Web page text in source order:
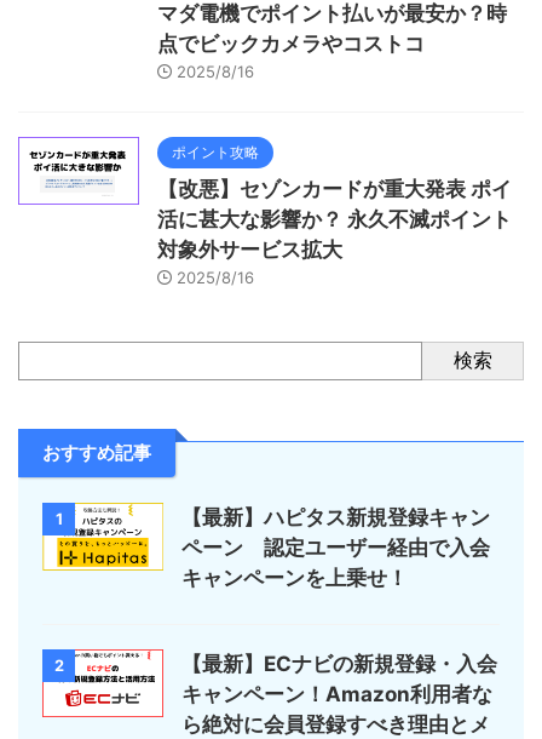
マダ電機でポイント払いが最安か？時
点でビックカメラやコストコ
2025/8/16
ポイント攻略
【改悪】セゾンカードが重大発表 ポイ
活に甚大な影響か？ 永久不滅ポイント
対象外サービス拡大
2025/8/16
検索
おすすめ記事
1
【最新】ハピタス新規登録キャン
ペーン 認定ユーザー経由で入会
キャンペーンを上乗せ！
2
【最新】ECナビの新規登録・入会
キャンペーン！Amazon利用者な
ら絶対に会員登録すべき理由とメ